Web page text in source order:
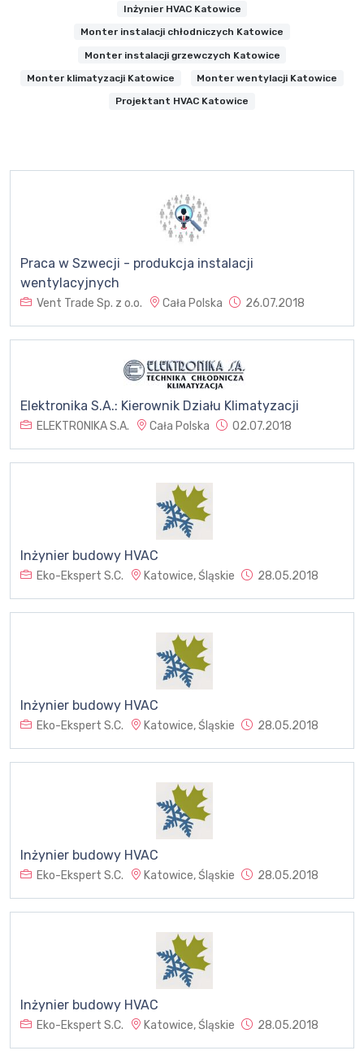
Inżynier HVAC Katowice
Monter instalacji chłodniczych Katowice
Monter instalacji grzewczych Katowice
Monter klimatyzacji Katowice Monter wentylacji Katowice
Projektant HVAC Katowice
Praca w Szwecji - produkcja instalacji
wentylacyjnych
Vent Trade Sp. z o.o. Cała Polska 26.07.2018
Elektronika S.A.: Kierownik Działu Klimatyzacji
ELEKTRONIKA S.A. Cała Polska 02.07.2018
Inżynier budowy HVAC
Eko-Ekspert S.C. Katowice, Śląskie 28.05.2018
Inżynier budowy HVAC
Eko-Ekspert S.C. Katowice, Śląskie 28.05.2018
Inżynier budowy HVAC
Eko-Ekspert S.C. Katowice, Śląskie 28.05.2018
Inżynier budowy HVAC
Eko-Ekspert S.C. Katowice, Śląskie 28.05.2018